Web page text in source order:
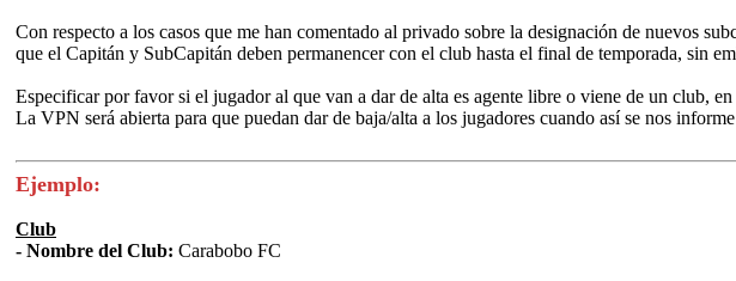
Con respecto a los casos que me han comentado al privado sobre la designación de nuevos
que el Capitán y SubCapitán deben permanencer con el club hasta el final de temporada, sin
Especificar por favor si el jugador al que van a dar de alta es agente libre o viene de un club,
La VPN será abierta para que puedan dar de baja/alta a los jugadores cuando así se nos
Ejemplo:
Club
- Nombre del Club: Carabobo FC